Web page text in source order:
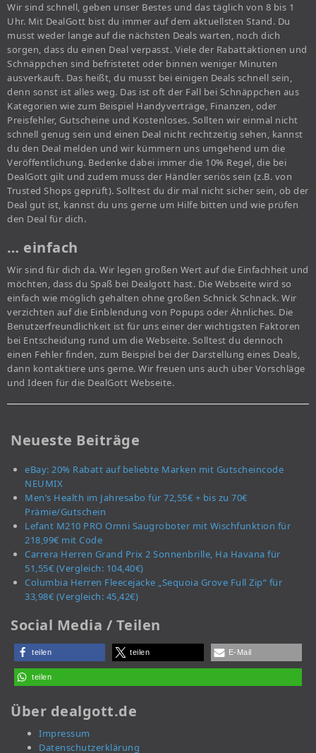
Wir sind schnell, geben unser Bestes und das täglich von 8 bis 1
Uhr. Mit DealGott bist du immer auf dem aktuellsten Stand. Du
musst weder lange auf die nächsten Deals warten, noch dich
sorgen, dass du einen Deal verpasst. Viele der Rabattaktionen und
Schnäppchen sind befristetet oder binnen weniger Minuten
ausverkauft. Das heißt, du musst bei einigen Deals schnell sein,
denn sonst ist alles weg. Das ist oft der Fall bei Schnäppchen aus
Kategorien wie zum Beispiel Handyverträge, Finanzen, oder
Preisfehler, Gutscheine und Kostenloses. Sollten wir einmal nicht
schnell genug sein und einen Deal nicht rechtzeitig sehen, kannst
du den Deal melden und wir kümmern uns umgehend um die
Veröffentlichung. Bedenke dabei immer die 10% Regel, die bei
DealGott gilt und zudem muss der Händler seriös sein (z.B. von
Trusted Shops geprüft). Solltest du dir mal nicht sicher sein, ob der
Deal gut ist, kannst du uns gerne um Hilfe bitten und wie prüfen
den Deal für dich.
… einfach
Wir sind für dich da. Wir legen großen Wert auf die Einfachheit und
möchten, dass du Spaß bei Dealgott hast. Die Webseite wird so
einfach wie möglich gehalten ohne großen Schnick Schnack. Wir
verzichten auf die Einblendung von Popups oder Ähnliches. Die
Benutzerfreundlichkeit ist für uns einer der wichtigsten Faktoren
bei Entscheidung rund um die Webseite. Solltest du dennoch
einen Fehler finden, zum Beispiel bei der Darstellung eines Deals,
dann kontaktiere uns gerne. Wir freuen uns auch über Vorschläge
und Ideen für die DealGott Webseite.
Neueste Beiträge
eBay: 20% Rabatt auf beliebte Marken mit Gutscheincode
NEUMIX
Men’s Health im Jahresabo für 72,55€ + bis zu 70€
Prämie/Gutschein
Lefant M210 PRO Omni Saugroboter mit Wischfunktion für
218,99€ mit Code
Carrera Herren Grand Prix 2 Sonnenbrille, Ha Havana für
51,55€ (Vergleich: 104,40€)
Columbia Herren Fleecejacke „Sequoia Grove Full Zip“ für
33,98€ (Vergleich: 45,42€)
Social Media / Teilen
teilen teilen E-Mail
teilen
Über dealgott.de
Impressum
Datenschutzerklärung